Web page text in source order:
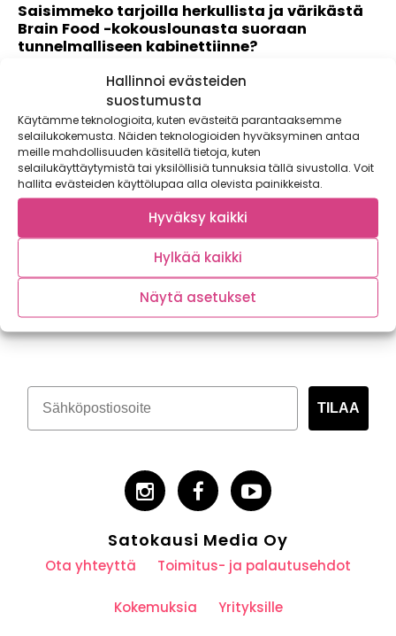
Hallinnoi evästeiden
suostumusta
Käytämme teknologioita, kuten evästeitä parantaaksemme
selailukokemusta. Näiden teknologioiden hyväksyminen antaa
meille mahdollisuuden käsitellä tietoja, kuten
selailukäyttäytymistä tai yksilöllisiä tunnuksia tällä sivustolla. Voit
hallita evästeiden käyttölupaa alla olevista painikkeista.
Hyväksy kaikki
Hylkää kaikki
Näytä asetukset
Saisimmeko tarjoilla herkullista ja värikästä
Brain Food -kokouslounasta suoraan
tunnelmalliseen kabinettiinne?
Mikä on onnistuneen kokouksen salainen resepti? Meistä se
muodostuu inspiroivista tiloista, toimivasta
kokoustekniikasta...
Tilaa kasvispitoinen uutiskirje
TILAA
Satokausi Media Oy
Ota yhteyttä Toimitus- ja palautusehdot
Kokemuksia Yrityksille